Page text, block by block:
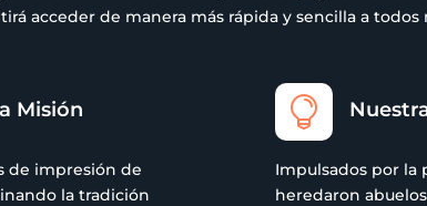
acceder de manera más rápida y sencilla a todos
Misión
de impresión de
la tradición

Impulsados por la
heredaron